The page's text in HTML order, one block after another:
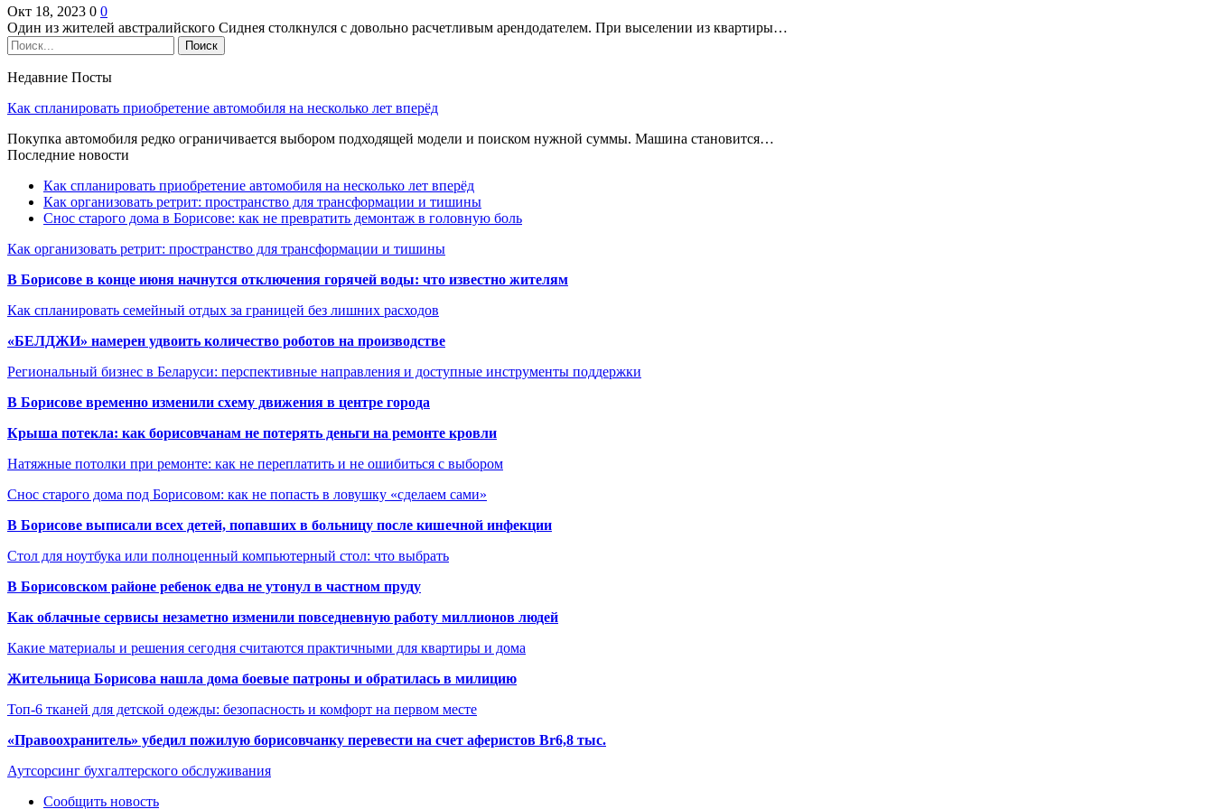
Окт 18, 2023 0 0
Один из жителей австралийского Сиднея столкнулся с довольно расчетливым арендодателем. При выселении из квартиры…
Недавние Посты
Как спланировать приобретение автомобиля на несколько лет вперёд
Покупка автомобиля редко ограничивается выбором подходящей модели и поиском нужной суммы. Машина становится…
Последние новости
Как спланировать приобретение автомобиля на несколько лет вперёд
Как организовать ретрит: пространство для трансформации и тишины
Снос старого дома в Борисове: как не превратить демонтаж в головную боль
Как организовать ретрит: пространство для трансформации и тишины
В Борисове в конце июня начнутся отключения горячей воды: что известно жителям
Как спланировать семейный отдых за границей без лишних расходов
«БЕЛДЖИ» намерен удвоить количество роботов на производстве
Региональный бизнес в Беларуси: перспективные направления и доступные инструменты поддержки
В Борисове временно изменили схему движения в центре города
Крыша потекла: как борисовчанам не потерять деньги на ремонте кровли
Натяжные потолки при ремонте: как не переплатить и не ошибиться с выбором
Снос старого дома под Борисовом: как не попасть в ловушку «сделаем сами»
В Борисове выписали всех детей, попавших в больницу после кишечной инфекции
Стол для ноутбука или полноценный компьютерный стол: что выбрать
В Борисовском районе ребенок едва не утонул в частном пруду
Как облачные сервисы незаметно изменили повседневную работу миллионов людей
Какие материалы и решения сегодня считаются практичными для квартиры и дома
Жительница Борисова нашла дома боевые патроны и обратилась в милицию
Топ-6 тканей для детской одежды: безопасность и комфорт на первом месте
«Правоохранитель» убедил пожилую борисовчанку перевести на счет аферистов Br6,8 тыс.
Аутсорсинг бухгалтерского обслуживания
Сообщить новость